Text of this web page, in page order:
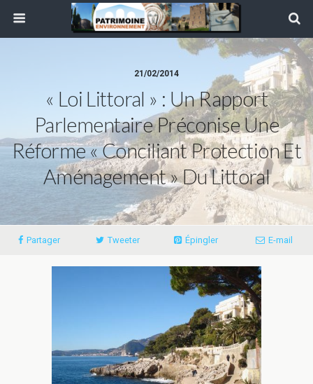
21/02/2014
« Loi Littoral » : Un Rapport
Parlementaire Préconise Une
Réforme « Conciliant Protection Et
Aménagement » Du Littoral
Partager Tweeter Épingler E-mail